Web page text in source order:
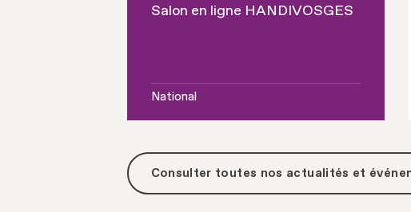
Salon en ligne HANDIVOSGES
National
Consulter toutes nos actualités et